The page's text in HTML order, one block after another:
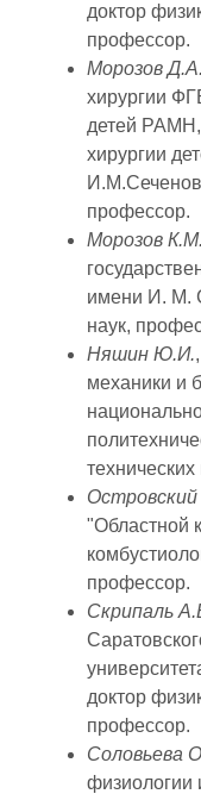
доктор
профессор.
Морозов Д.А.
хирургии
детей
хирургии
профессор.
Морозов К.М.
имени И. М.
наук,
Няшин Ю.И.
механики и
"Областной
профессор.
Скрипаль
доктор
профессор.
Соловьева
физиологии